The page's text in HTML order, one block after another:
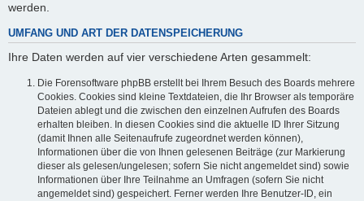
werden.
UMFANG UND ART DER DATENSPEICHERUNG
Ihre Daten werden auf vier verschiedene Arten gesammelt:
Die Forensoftware phpBB erstellt bei Ihrem Besuch des Boards mehrere
Cookies. Cookies sind kleine Textdateien, die Ihr Browser als temporäre
Dateien ablegt und die zwischen den einzelnen Aufrufen des Boards
erhalten bleiben. In diesen Cookies sind die aktuelle ID Ihrer Sitzung
(damit Ihnen alle Seitenaufrufe zugeordnet werden können),
Informationen über die von Ihnen gelesenen Beiträge (zur Markierung
dieser als gelesen/ungelesen; sofern Sie nicht angemeldet sind) sowie
Informationen über Ihre Teilnahme an Umfragen (sofern Sie nicht
angemeldet sind) gespeichert. Ferner werden Ihre Benutzer-ID, ein